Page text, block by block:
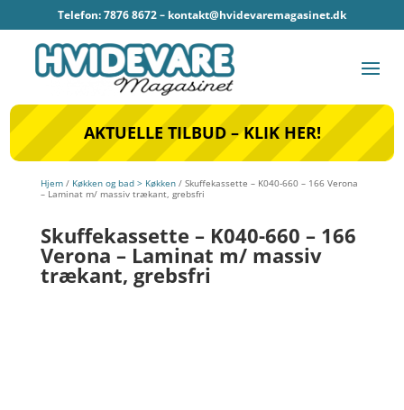
Telefon: 7876 8672 – kontakt@hvidevaremagasinet.dk
AKTUELLE TILBUD – KLIK HER!
Hjem/ Køkken og bad > Køkken/ Skuffekassette – K040-660 – 166 Verona
– Laminat m/ massiv trækant, grebsfri
Skuffekassette – K040-660 – 166
Verona – Laminat m/ massiv
trækant, grebsfri